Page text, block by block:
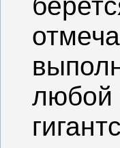
любой